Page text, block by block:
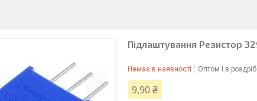
Підлаштування Резистор
Немає в наявності Оптом і в роздріб
9,90 ₴